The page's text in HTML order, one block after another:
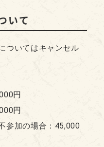
いて
ついてはキャンセル
円
円
参加の場合：45,000